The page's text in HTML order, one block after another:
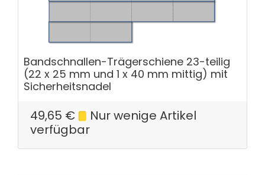
Bandschnallen-Trägerschiene 23-teilig
(22 x 25 mm und 1 x 40 mm mittig) mit
Sicherheitsnadel
49,65 €
Nur wenige Artikel
verfügbar